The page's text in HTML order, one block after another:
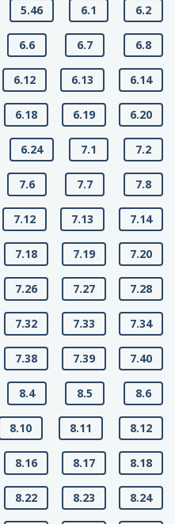
5.46 6.1 6.2
6.6 6.7 6.8
6.12 6.13 6.14
6.18 6.19 6.20
6.24 7.1 7.2
7.6 7.7 7.8
7.12 7.13 7.14
7.18 7.19 7.20
7.26 7.27 7.28
7.32 7.33 7.34
7.38 7.39 7.40
8.4 8.5 8.6
8.10 8.11 8.12
8.16 8.17 8.18
8.22 8.23 8.24